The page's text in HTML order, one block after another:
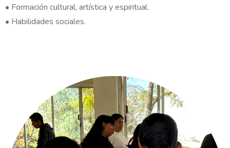
• Formación cultural, artística y espiritual.
• Habilidades sociales.